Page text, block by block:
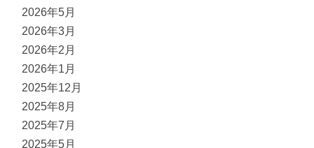
2026年5月
2026年3月
2026年2月
2026年1月
2025年12月
2025年8月
2025年7月
2025年5月